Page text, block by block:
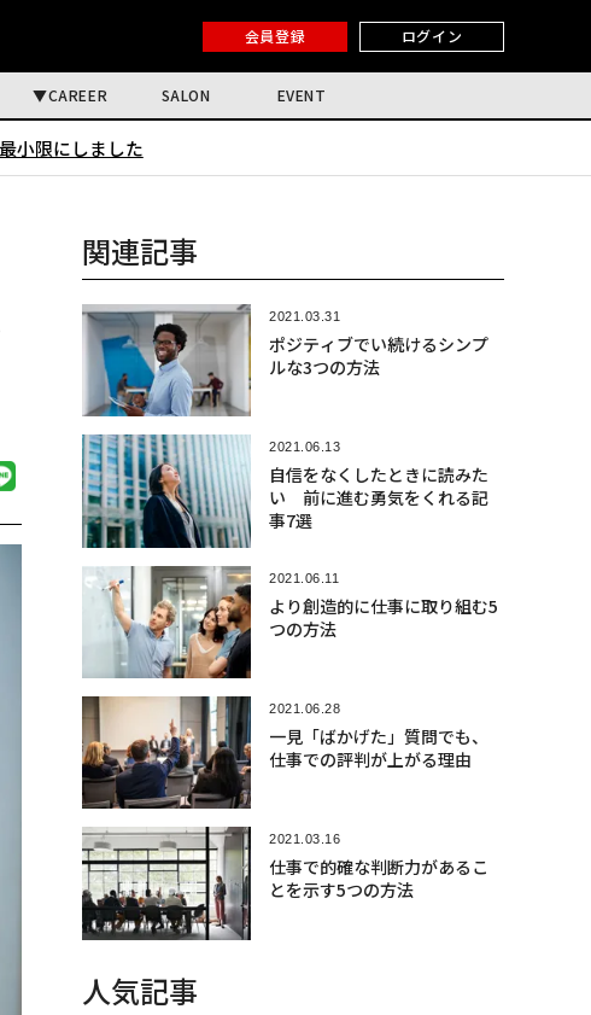
会員登録 ログイン
CAREER SALON EVENT
小限にしました
関連記事
2021.03.31
ポジティブでい続けるシンプ
ルな3つの方法
2021.06.13
自信をなくしたときに読みた
い 前に進む勇気をくれる記
事7選
2021.06.11
より創造的に仕事に取り組む5
つの方法
2021.06.28
一見「ばかげた」質問でも、
仕事での評判が上がる理由
2021.03.16
仕事で的確な判断力があるこ
とを示す5つの方法
人気記事